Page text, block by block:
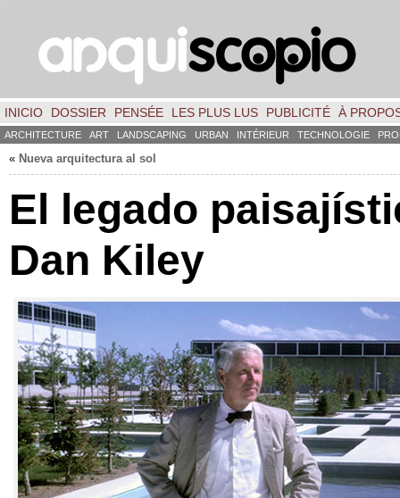
INICIO DOSSIER PENSÉE LES PLUS LUS PUBLICITÉ À
ARCHITECTURE ART LANDSCAPING URBAN INTÉRIEUR TECHNOLOGIE
« Nueva arquitectura al sol
El legado
Dan Kiley